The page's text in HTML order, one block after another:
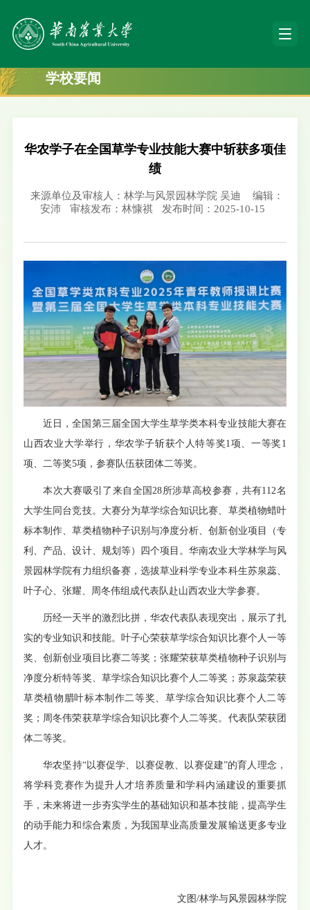
学校要闻
华农学子在全国草学专业技能大赛中斩获多项佳
绩
来源单位及审核人：林学与风景园林学院 吴迪
编辑：
安沛
审核发布：林慷祺 发布时间：2025-10-15
近日，全国第三届全国大学生草学类本科专业技能大赛在
山西农业大学举行，华农学子斩获个人特等奖1项 、一等奖1
项、二等奖5项，参赛队伍获团体二等奖。
本次大赛吸引了来自全国28所涉草高校参赛，共有112名
大学生同台竞技。大赛分为草学综合知识比赛、草类植物蜡叶
标本制作、草类植物种子识别与净度分析、创新创业项目（专
利、产品、设计、规划等）四个项目。华南农业大学林学与风
景园林学院有力组织备赛，选拔草业科学专业本科生苏泉蕊、
叶子心、张耀、周冬伟组成代表队赴山西农业大学参赛。
历经一天半的激烈比拼，华农代表队表现突出，展示了扎
实的专业知识和技能。叶子心荣获草学综合知识比赛个人一等
奖、创新创业项目比赛二等奖；张耀荣获草类植物种子识别与
净度分析特等奖、草学综合知识比赛个人二等奖；苏泉蕊荣获
草类植物腊叶标本制作二等奖、草学综合知识比赛个人二等
奖；周冬伟荣获草学综合知识比赛个人二等奖。代表队荣获团
体二等奖。
华农坚持“以赛促学、以赛促教、以赛促建”的育人理念，
将学科竞赛作为提升人才培养质量和学科内涵建设的重要抓
手，未来将进一步夯实学生的基础知识和基本技能，提高学生
的动手能力和综合素质，为我国草业高质量发展输送更多专业
人才。
文图/林学与风景园林学院